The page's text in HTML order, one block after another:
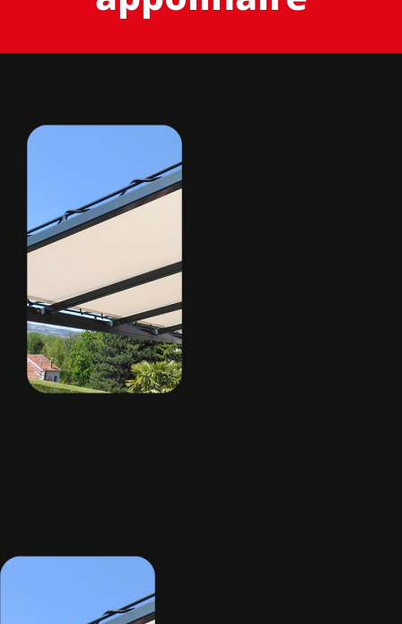
BACHES
ÉQUIPEMENTS AGRICOLES
CONTACT